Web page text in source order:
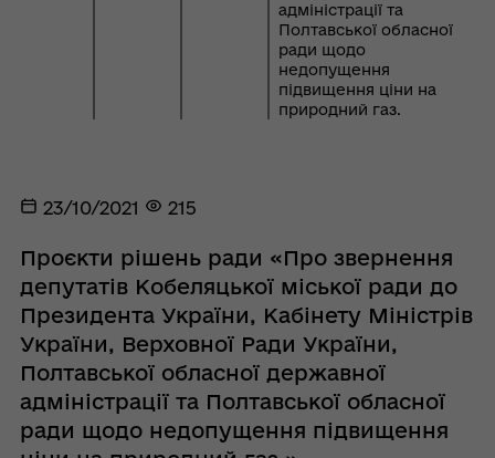
адміністрації та
Полтавської обласної
ради щодо
недопущення
підвищення ціни на
природний газ.
23/10/2021 215
Проєкти рішень ради «Про звернення
депутатів Кобеляцької міської ради до
Президента України, Кабінету Міністрів
України, Верховної Ради України,
Полтавської обласної державної
адміністрації та Полтавської обласної
ради щодо недопущення підвищення